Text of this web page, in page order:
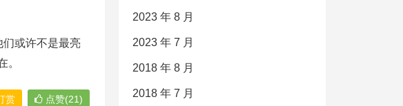
或许不是最亮
。
赏 点赞(21)
2023 年 8 月
2023 年 7 月
2018 年 8 月
2018 年 7 月